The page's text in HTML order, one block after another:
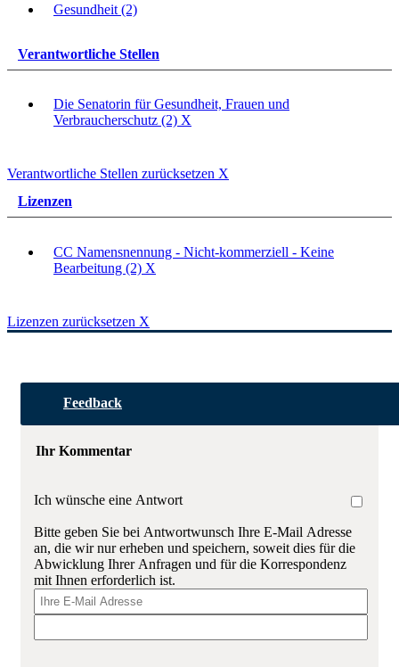
Gesundheit (2)
Verantwortliche Stellen
Die Senatorin für Gesundheit, Frauen und
Verbraucherschutz (2) X
Verantwortliche Stellen zurücksetzen X
Lizenzen
CC Namensnennung - Nicht-kommerziell - Keine
Bearbeitung (2) X
Lizenzen zurücksetzen X
Feedback
Ihr Kommentar
Ich wünsche eine Antwort
Bitte geben Sie bei Antwortwunsch Ihre E-Mail Adresse
an, die wir nur erheben und speichern, soweit dies für die
Abwicklung Ihrer Anfragen und für die Korrespondenz
mit Ihnen erforderlich ist.